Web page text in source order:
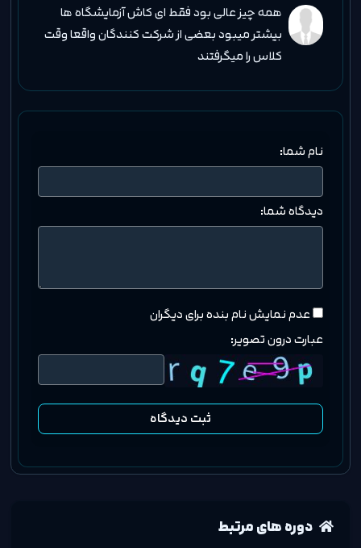
همه چیز عالی بود فقط ای کاش آزمایشگاه ها
بیشتر میبود بعضی از شرکت کنندگان واقعا وقت
کلاس را میگرفتند
نام شما:
دیدگاه شما:
عدم نمایش نام بنده برای دیگران
عبارت درون تصویر:
ثبت دیدگاه
دوره های مرتبط